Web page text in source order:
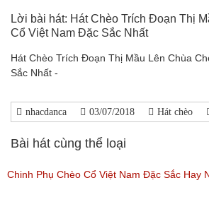
Lời bài hát: Hát Chèo Trích Đoạn Thị
Cổ Việt Nam Đặc Sắc Nhất
Hát Chèo Trích Đoạn Thị Mầu Lên Chùa
Sắc Nhất -
nhacdanca 03/07/2018 Hát chèo
Bài hát cùng thể loại
Chinh Phụ Chèo Cổ Việt Nam Đặc Sắc Hay